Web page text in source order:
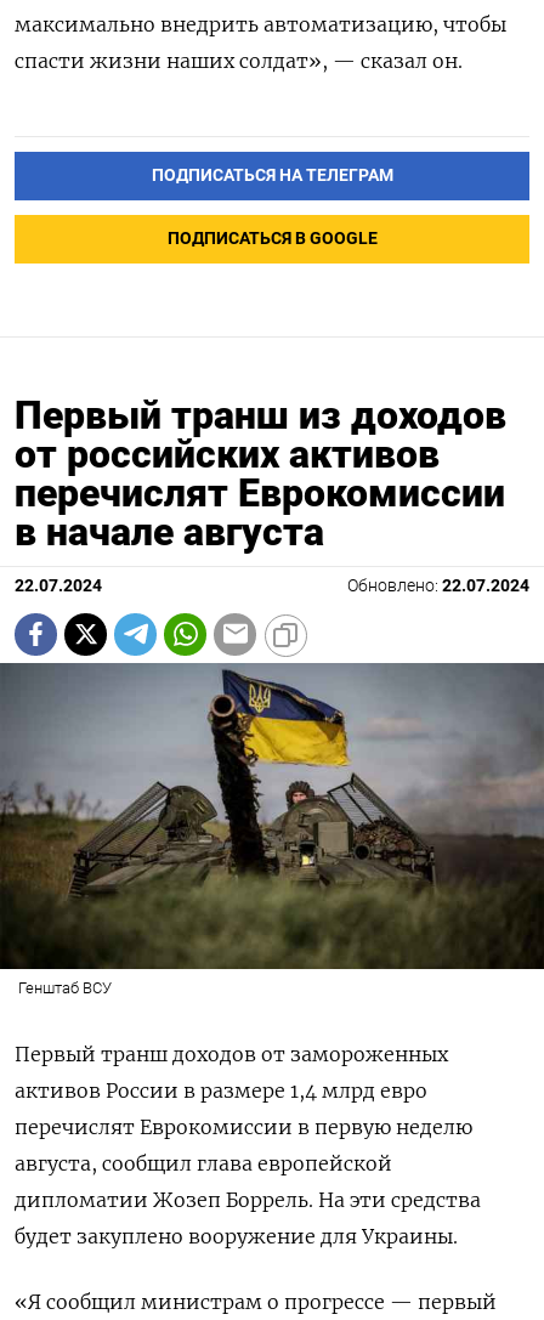
максимально внедрить автоматизацию, чтобы
спасти жизни наших солдат», — сказал он.
ПОДПИСАТЬСЯ НА ТЕЛЕГРАМ
ПОДПИСАТЬСЯ В GOOGLE
Первый транш из доходов
от российских активов
перечислят Еврокомиссии
в начале августа
22.07.2024 Обновлено: 22.07.2024
Генштаб ВСУ
Первый транш доходов от замороженных
активов России в размере 1,4 млрд евро
перечислят Еврокомиссии в первую неделю
августа, сообщил глава европейской
дипломатии Жозеп Боррель. На эти средства
будет закуплено вооружение для Украины.
«Я сообщил министрам о прогрессе — первый